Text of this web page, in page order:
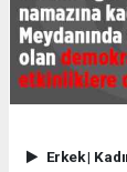
Erkek|